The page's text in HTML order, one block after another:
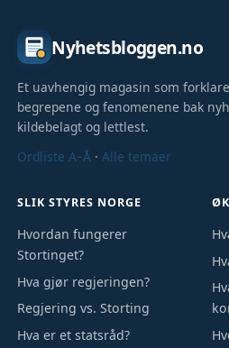
Nyhetsbloggen.no
Et uavhengig magasin som
begrepene og fenomenene bak
kildebelagt og lettlest.
Ordliste A–Å ·Alle temaer
SLIK STYRES NORGE
Hvordan fungerer
Stortinget?
Hva gjør regjeringen?
Regjering vs. Storting
Hva er et statsråd?